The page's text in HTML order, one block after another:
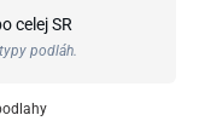
celej SR
podláh.